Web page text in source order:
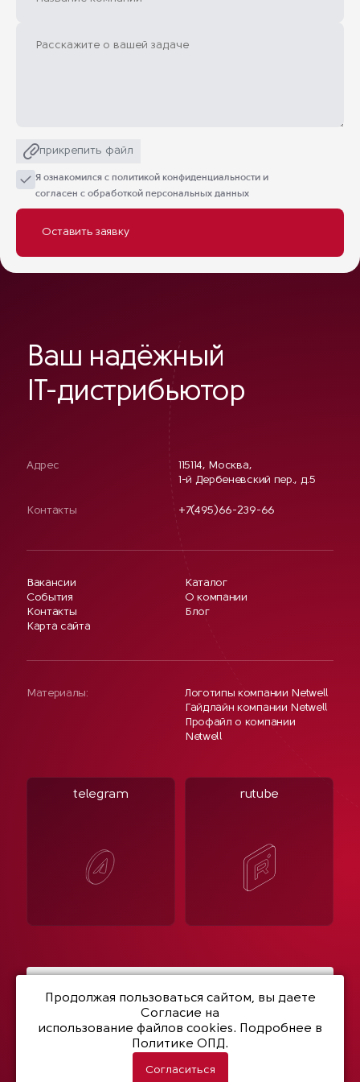
прикрепить файл
Я ознакомился с политикой конфиденциальности и
согласен с обработкой персональных данных
Ваш надёжный
IT-дистрибьютор
Адрес
115114, Москва,
1-й Дербеневский пер., д.5
Контакты +7(495)66-239-66
Вакансии
События
Контакты
Карта сайта
Каталог
О компании
Блог
Материалы:
Логотипы компании Netwell
Гайдлайн компании Netwell
Профайл о компании
Netwell
telegram rutube
Политика конфиденциальности
Продолжая пользоваться сайтом, вы даете
Согласие на
использование файлов cookies. Подробнее в
Политике ОПД.
Согласиться